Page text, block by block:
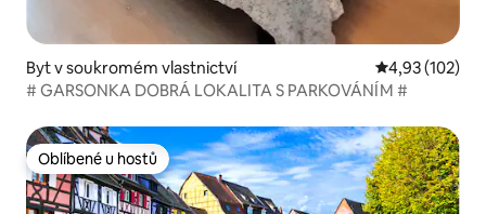
Byt v soukromém vlastnictví Průměrné
4,93 (102)
# GARSONKA DOBRÁ LOKALITA S PARKOVÁNÍM #
Oblíbené u hostů
Oblíbené u hostů